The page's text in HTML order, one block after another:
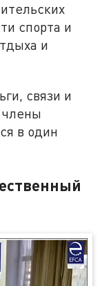
спорта и
и
связи и
члены
в один